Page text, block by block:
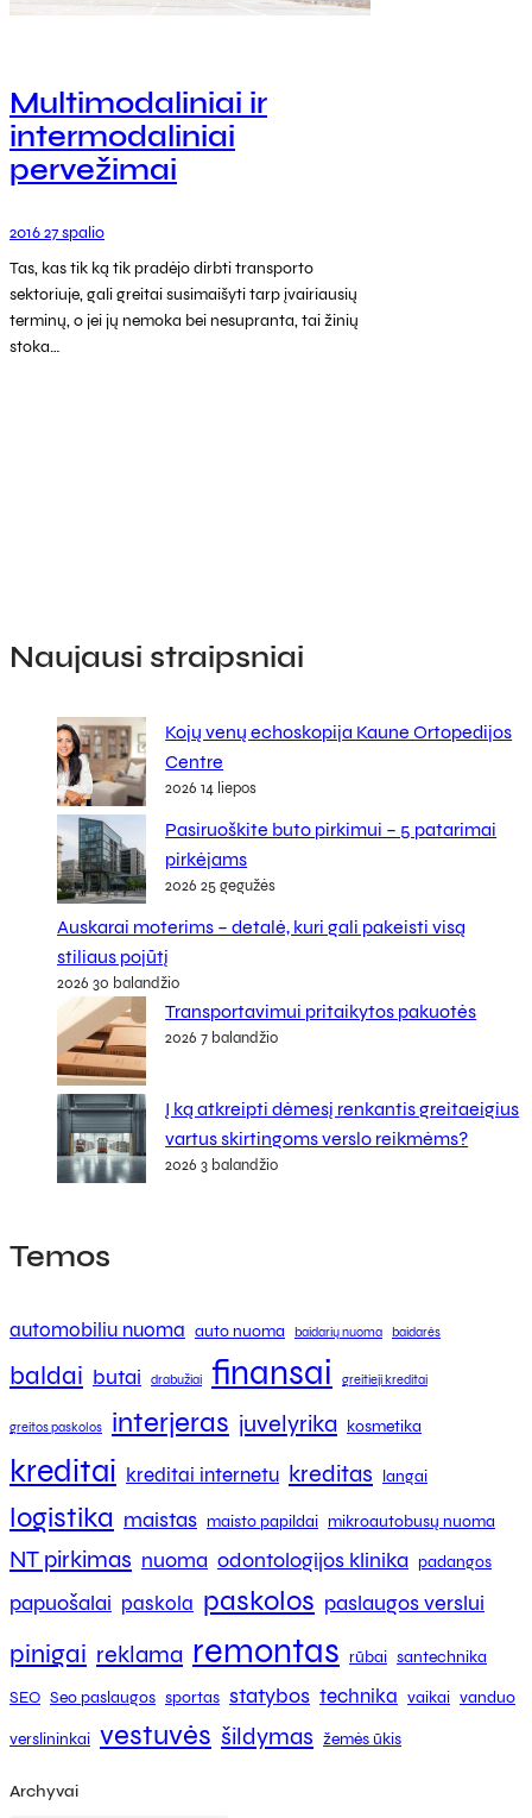
Multimodaliniai ir
intermodaliniai
pervežimai
2016 27 spalio
Tas, kas tik ką tik pradėjo dirbti transporto
sektoriuje, gali greitai susimaišyti tarp įvairiausių
terminų, o jei jų nemoka bei nesupranta, tai žinių
stoka…
Naujausi straipsniai
Kojų venų echoskopija Kaune Ortopedijos
Centre
2026 14 liepos
Pasiruoškite buto pirkimui – 5 patarimai
pirkėjams
2026 25 gegužės
Auskarai moterims – detalė, kuri gali pakeisti visą
stiliaus pojūtį
2026 30 balandžio
Transportavimui pritaikytos pakuotės
2026 7 balandžio
Į ką atkreipti dėmesį renkantis greitaeigius
vartus skirtingoms verslo reikmėms?
2026 3 balandžio
Temos
automobiliu nuoma auto nuoma baidarių nuoma baidarės
baldai butai drabužiai finansai greitieji kreditai
greitos paskolos interjeras juvelyrika kosmetika
kreditai kreditai internetu kreditas langai
logistika maistas maisto papildai mikroautobusų nuoma
NT pirkimas nuoma odontologijos klinika padangos
papuošalai paskola paskolos paslaugos verslui
pinigai reklama remontas rūbai santechnika
SEO Seo paslaugos sportas statybos technika vaikai vanduo
verslininkai vestuvės šildymas žemės ūkis
Archyvai